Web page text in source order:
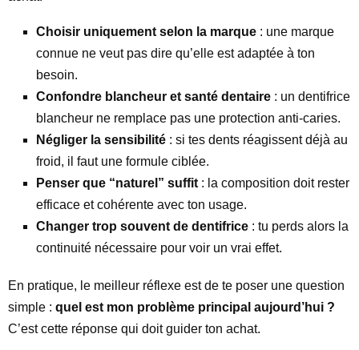
Choisir uniquement selon la marque : une marque
connue ne veut pas dire qu’elle est adaptée à ton
besoin.
Confondre blancheur et santé dentaire : un dentifrice
blancheur ne remplace pas une protection anti-caries.
Négliger la sensibilité : si tes dents réagissent déjà au
froid, il faut une formule ciblée.
Penser que “naturel” suffit : la composition doit rester
efficace et cohérente avec ton usage.
Changer trop souvent de dentifrice : tu perds alors la
continuité nécessaire pour voir un vrai effet.
En pratique, le meilleur réflexe est de te poser une question
simple : quel est mon problème principal aujourd’hui ?
C’est cette réponse qui doit guider ton achat.